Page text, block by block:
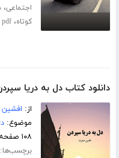
اجتماعی،
کوتاه،pdf داستان رایگان
دانلود کتاب دل به دریا
از: افشین
موضوع:
۱۰۸ صفحه